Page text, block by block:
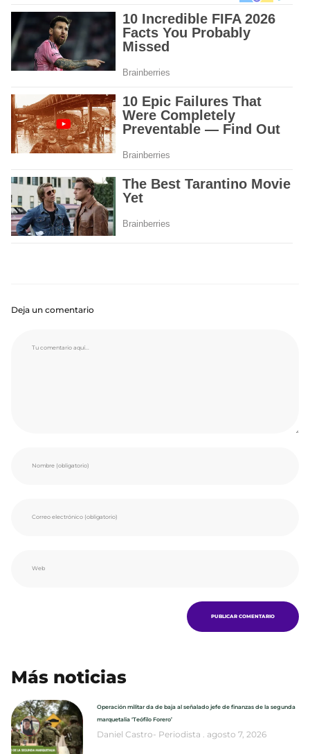
Deja un comentario
Más noticias
Operación militar da de baja al señalado jefe de finanzas de la segunda
marquetalia ‘Teófilo Forero’
Daniel Castro- Periodista agosto 7, 2026